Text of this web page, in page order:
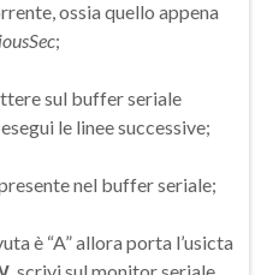
ossia quello appena
;
sul buffer seriale
le linee successive;
nel buffer seriale;
è “A” allora porta l’usicta
, scrivi sul monitor seriale